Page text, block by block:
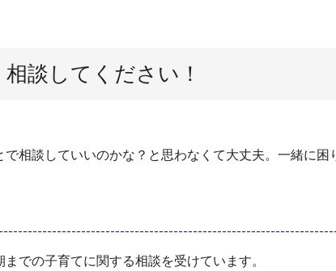
談してください！
相談していいのかな？と思わなくて大丈夫。一緒に困
での子育てに関する相談を受けています。